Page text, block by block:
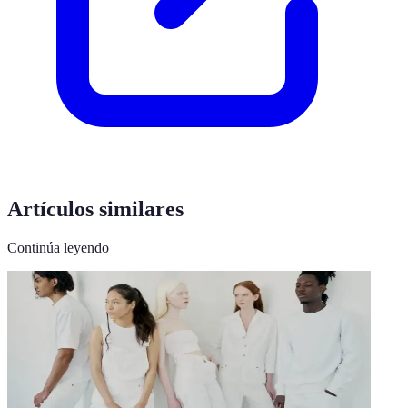
Artículos similares
Continúa leyendo